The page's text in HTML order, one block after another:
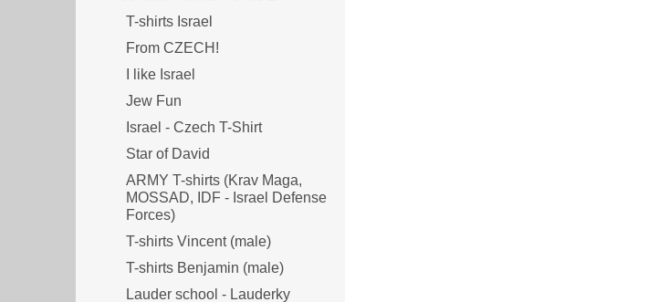
T-shirts Israel
From CZECH!
I like Israel
Jew Fun
Israel - Czech T-Shirt
Star of David
ARMY T-shirts (Krav Maga,
MOSSAD, IDF - Israel Defense
Forces)
T-shirts Vincent (male)
T-shirts Benjamin (male)
Lauder school - Lauderky